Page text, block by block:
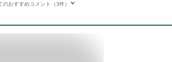
のおすすめコメント（3件）